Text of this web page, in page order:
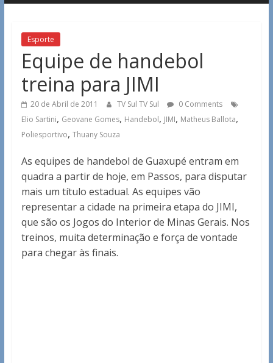
Sul
Notícias
Guaxupé
região.
Esporte
Equipe de handebol
treina para JIMI
20 de Abril de 2011 TV Sul TV Sul
0 Comments
Elio Sartini, Geovane Gomes, Handebol, JIMI, Matheus Ballota,
Poliesportivo, Thuany Souza
As equipes de handebol de Guaxupé entram em
quadra a partir de hoje, em Passos, para disputar
mais um título estadual. As equipes vão
representar a cidade na primeira etapa do JIMI,
que são os Jogos do Interior de Minas Gerais. Nos
treinos, muita determinação e força de vontade
para chegar às finais.